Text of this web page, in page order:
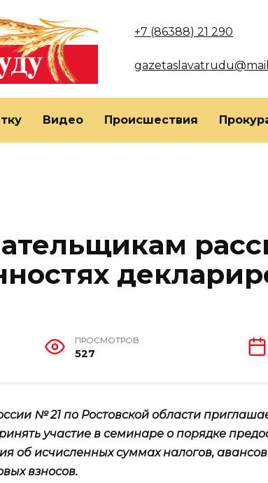
+7 (86388) 21 290
Видео Происшествия
ПРОСМОТРОВ
527
№ 21 по Ростовской области
участие в семинаре о порядке
об исчисленных суммах налогов,
взносов.